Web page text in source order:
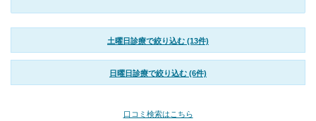
土曜日診療で絞り込む (13件)
日曜日診療で絞り込む (6件)
口コミ検索はこちら